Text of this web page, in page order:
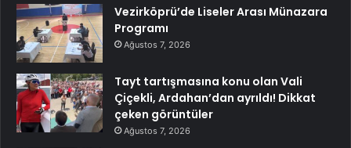
Vezirköprü’de Liseler Arası Münazara
Programı
Ağustos 7, 2026
Tayt tartışmasına konu olan Vali
Çiçekli, Ardahan’dan ayrıldı! Dikkat
çeken görüntüler
Ağustos 7, 2026